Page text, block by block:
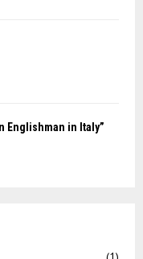
Englishman in Italy”